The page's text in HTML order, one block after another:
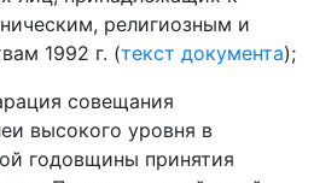
религиозным и
1992 г. (текст документа);
совещания
высокого уровня в
годовщины принятия